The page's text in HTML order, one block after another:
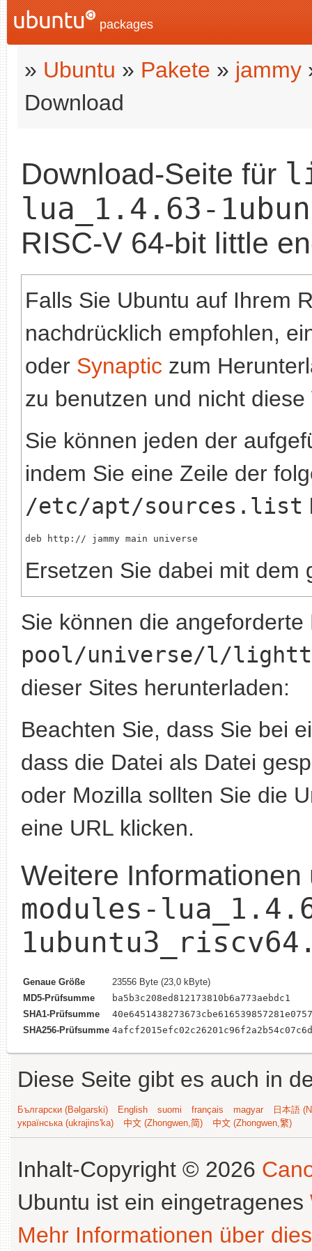
packages
» Ubuntu » Pakete » jammy
Download
Download-Seite für
lua_1.4.63-
RISC-V 64-bit little
Falls Sie Ubuntu auf Ihrem
nachdrücklich empfohlen,
oder Synaptic zum
zu benutzen und nicht diese
Sie können jeden der
indem Sie eine Zeile der
/etc/apt/sources.list
deb http://
Ersetzen Sie dabei mit dem
Sie können die angeforderte
pool/universe/l/
dieser Sites herunterladen:
Beachten Sie, dass Sie bei
dass die Datei als Datei
oder Mozilla sollten Sie die
eine URL klicken.
Weitere
modules-
Genaue Größe
23556 Byte (23,0 kByte)
MD5-Prüfsumme
ba5b3c208ed812173810b6a773aebdc1
SHA1-Prüfsumme
SHA256-Prüfsumme
Diese Seite gibt es auch in
Български (Bəlgarski) English suomi français magyar
日本語
українська (ukrajins'ka)
中文 (Zhongwen,简) 中文 (Zhongwen,繁)
Inhalt-Copyright © 2026
Ubuntu ist ein eingetragenes
Mehr Informationen über